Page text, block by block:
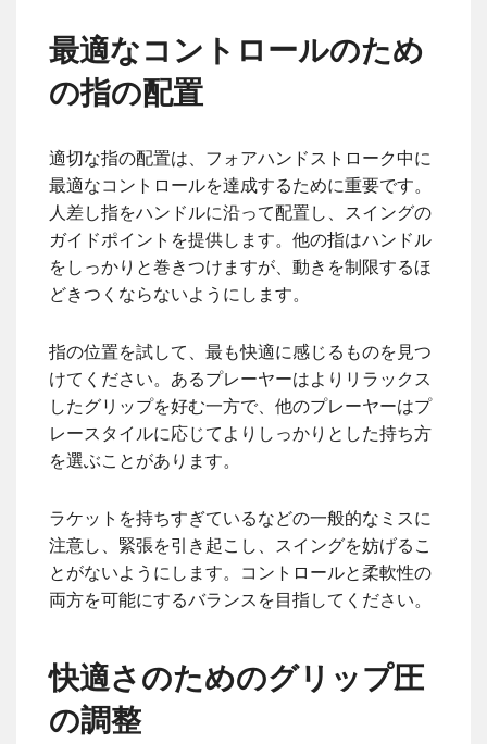
最適なコントロールのため
の指の配置
適切な指の配置は、フォアハンドストローク中に
最適なコントロールを達成するために重要です。
人差し指をハンドルに沿って配置し、スイングの
ガイドポイントを提供します。他の指はハンドル
をしっかりと巻きつけますが、動きを制限するほ
どきつくならないようにします。
指の位置を試して、最も快適に感じるものを見つ
けてください。あるプレーヤーはよりリラックス
したグリップを好む一方で、他のプレーヤーはプ
レースタイルに応じてよりしっかりとした持ち方
を選ぶことがあります。
ラケットを持ちすぎているなどの一般的なミスに
注意し、緊張を引き起こし、スイングを妨げるこ
とがないようにします。コントロールと柔軟性の
両方を可能にするバランスを目指してください。
快適さのためのグリップ圧
の調整